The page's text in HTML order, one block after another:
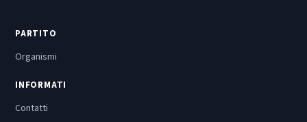
PARTITO
Organismi
INFORMATI
Contatti